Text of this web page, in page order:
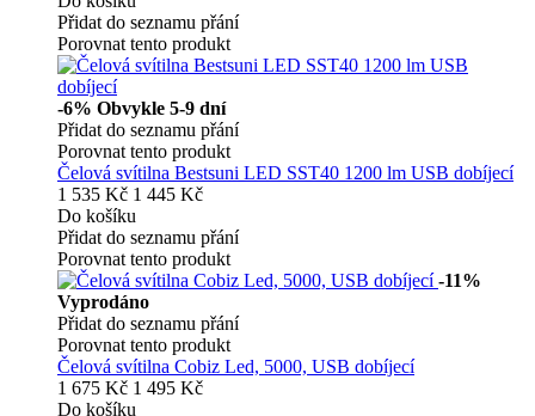
Přidat do seznamu přání
Porovnat tento produkt
-6% Obvykle 5-9 dní
Přidat do seznamu přání
Porovnat tento produkt
Čelová svítilna Bestsuni LED SST40 1200 lm USB dobíjecí
1 535 Kč 1 445 Kč
Do košíku
Přidat do seznamu přání
Porovnat tento produkt
-11%
Vyprodáno
Přidat do seznamu přání
Porovnat tento produkt
Čelová svítilna Cobiz Led, 5000, USB dobíjecí
1 675 Kč 1 495 Kč
Do košíku